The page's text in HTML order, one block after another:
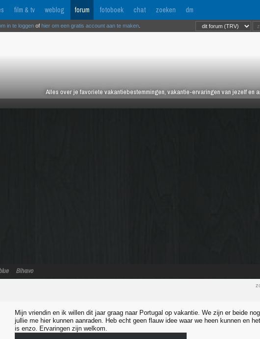
film & tv weblog forum fotoboek chat zoeken dm
Alles over je favoriete vakantiebestemmingen, vakantie-ervaringen van jezelf en
in te loggen of hier om een gratis account aan te maken
Bitvavo
Mijn vriendin en ik willen dit jaar graag naar Portugal op vakantie. We zijn er beide
jullie me hier kunnen aanraden. Heb echt geen flauw idee waar we heen kunnen en
is enzo. Ervaringen zijn welkom.